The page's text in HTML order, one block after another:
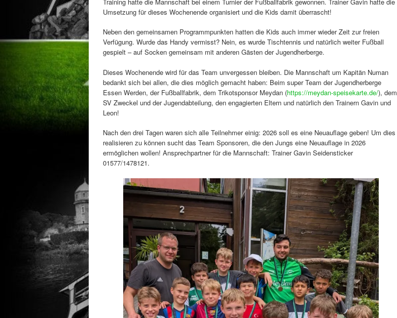
Umsetzung für dieses Wochenende organisiert und die Kids damit überrascht!
Neben den gemeinsamen Programmpunkten hatten die Kids auch immer wieder Zeit zur freien
Verfügung. Wurde das Handy vermisst? Nein, es wurde Tischtennis und natürlich weiter Fußball
gespielt – auf Socken gemeinsam mit anderen Gästen der Jugendherberge.
Dieses Wochenende wird für das Team unvergessen bleiben. Die Mannschaft um Kapitän Numan
bedankt sich bei allen, die dies möglich gemacht haben: Beim super Team der Jugendherberge
Essen Werden, der Fußballfabrik, dem Trikotsponsor Meydan (https://meydan-speisekarte.de/), dem
SV Zweckel und der Jugendabteilung, den engagierten Eltern und natürlich den Trainern Gavin und
Leon!
Nach den drei Tagen waren sich alle Teilnehmer einig: 2026 soll es eine Neuauflage geben! Um dies
realisieren zu können sucht das Team Sponsoren, die den Jungs eine Neuauflage in 2026
ermöglichen wollen! Ansprechpartner für die Mannschaft: Trainer Gavin Seidensticker
01577/1478121.